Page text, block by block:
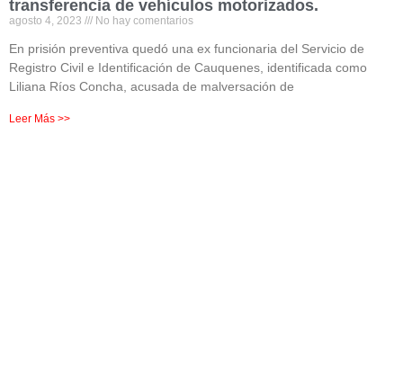
transferencia de vehículos motorizados.
agosto 4, 2023 No hay comentarios
En prisión preventiva quedó una ex funcionaria del Servicio de
Registro Civil e Identificación de Cauquenes, identificada como
Liliana Ríos Concha, acusada de malversación de
Leer Más >>